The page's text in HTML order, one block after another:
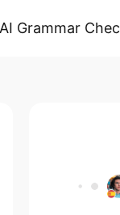
AI Grammar